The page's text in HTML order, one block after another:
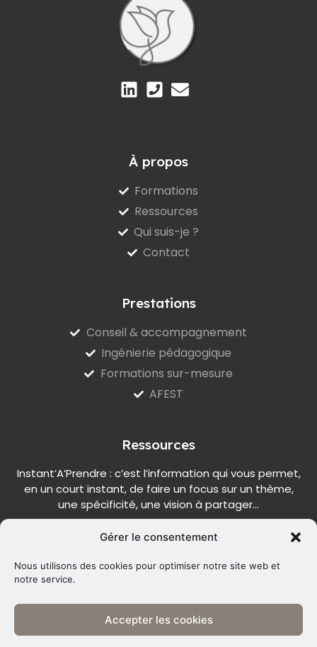
Gérer le consentement
Nous utilisons des cookies pour optimiser notre site web et
notre service.
Accepter les cookies
À propos
Formations
Ressources
Qui suis-je ?
Contact
Prestations
Conseil & accompagnement
Ingénierie pédagogique
Formations sur-mesure
AFEST
Ressources
Instant’A’Prendre : c’est l’information qui vous permet,
en un court instant, de faire un focus sur un thème,
une spécificité, une vision à partager…
S'INSCRIRE